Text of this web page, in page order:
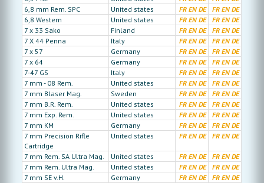
6,8 mm Rem. SPC
United states FR EN DE FR EN DE
6,8 Western
United states FR EN DE FR EN DE
7 x 33 Sako
Finland FR EN DE FR EN DE
7 X 44 Penna
Italy FR EN DE FR EN DE
7 x 57
Germany FR EN DE FR EN DE
7 x 64
Germany FR EN DE FR EN DE
7-47 GS
Italy FR EN DE FR EN DE
7 mm - 08 Rem.
United states FR EN DE FR EN DE
7 mm Blaser Mag.
Sweden FR EN DE FR EN DE
7 mm B.R. Rem.
United states FR EN DE FR EN DE
7 mm Exp. Rem.
United states FR EN DE FR EN DE
7 mm KM
Germany FR EN DE FR EN DE
7 mm Precision Rifle
Cartridge
United states FR EN DE FR EN DE
7 mm Rem. SA Ultra Mag. United states FR EN DE FR EN DE
7 mm Rem. Ultra Mag.
United states FR EN DE FR EN DE
7 mm SE v.H.
Germany FR EN DE FR EN DE